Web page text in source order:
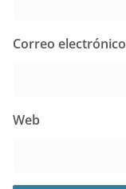
Correo electrónico
Web